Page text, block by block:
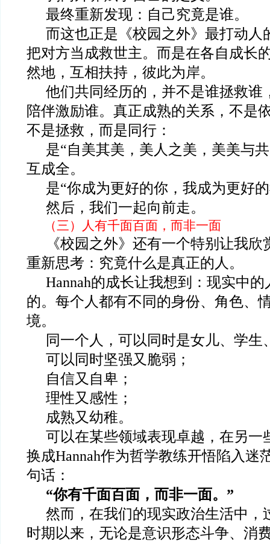
最终重新发现：自己究竟是谁。
而这也正是《校园之外》最打动人
把对方当成救世主。而是在各自成长
然地，互相扶持，彼此为岸。
他们共同经历的，并不是谁拯救谁
陪伴激励谁。真正成熟的关系，不是
不是拯救，而是同行：
是“自美其美，美人之美，美美与
互成全。
是“你成为更好的你，我成为更好
然后，我们一起向前走。
（三）人有千面百面，而非一面
《校园之外》还有一个特别让我
重新思考：究竟什么是真正的人。
Hannah的成长让我想到：现实中
的。每个人都有不同的身份、角色、
境。
同一个人，可以同时是女儿、学生
可以同时坚强又脆弱；
自信又自卑；
理性又感性；
成熟又幼稚。
可以在某些领域表现卓越，在另一
换成Hannah作为哲学教练开悟陷入迷
句话：
“你有千面百面，而非一面。”
然而，在我们的现实政治生活中，
时期以来，无论是意识形态斗争、消